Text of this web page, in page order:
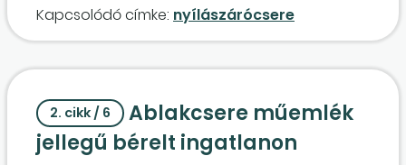
Kapcsolódó címke: nyílászárócsere
2. cikk / 6
Ablakcsere műemlék
jellegű bérelt ingatlanon